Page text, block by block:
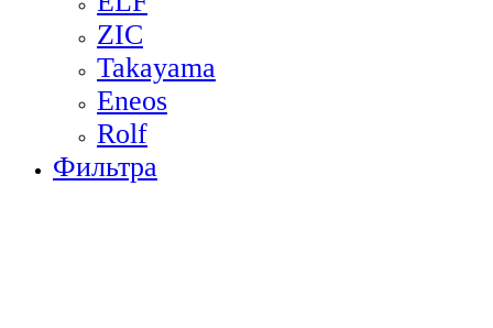
ZIC
Takayama
Eneos
Rolf
Фильтра